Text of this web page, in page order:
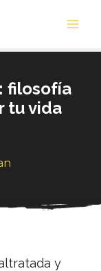
filosofía
tu vida
y